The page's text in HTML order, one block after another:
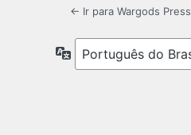
← Ir para Wargods Press
Idioma